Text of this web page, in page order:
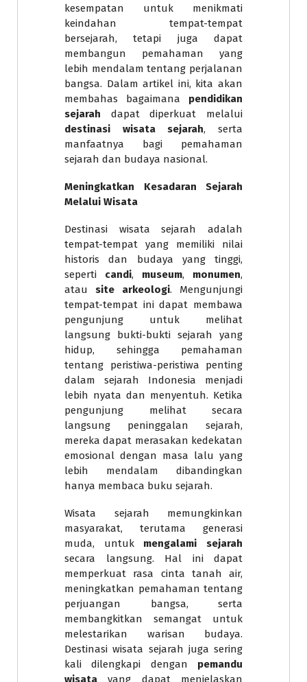
kesempatan untuk menikmati
keindahan tempat-tempat
bersejarah, tetapi juga dapat
membangun pemahaman yang
lebih mendalam tentang perjalanan
bangsa. Dalam artikel ini, kita akan
membahas bagaimana pendidikan
sejarah dapat diperkuat melalui
destinasi wisata sejarah, serta
manfaatnya bagi pemahaman
sejarah dan budaya nasional.
Meningkatkan Kesadaran Sejarah
Melalui Wisata
Destinasi wisata sejarah adalah
tempat-tempat yang memiliki nilai
historis dan budaya yang tinggi,
seperti candi, museum, monumen,
atau site arkeologi. Mengunjungi
tempat-tempat ini dapat membawa
pengunjung untuk melihat
langsung bukti-bukti sejarah yang
hidup, sehingga pemahaman
tentang peristiwa-peristiwa penting
dalam sejarah Indonesia menjadi
lebih nyata dan menyentuh. Ketika
pengunjung melihat secara
langsung peninggalan sejarah,
mereka dapat merasakan kedekatan
emosional dengan masa lalu yang
lebih mendalam dibandingkan
hanya membaca buku sejarah.
Wisata sejarah memungkinkan
masyarakat, terutama generasi
muda, untuk mengalami sejarah
secara langsung. Hal ini dapat
memperkuat rasa cinta tanah air,
meningkatkan pemahaman tentang
perjuangan bangsa, serta
membangkitkan semangat untuk
melestarikan warisan budaya.
Destinasi wisata sejarah juga sering
kali dilengkapi dengan pemandu
wisata yang dapat menjelaskan